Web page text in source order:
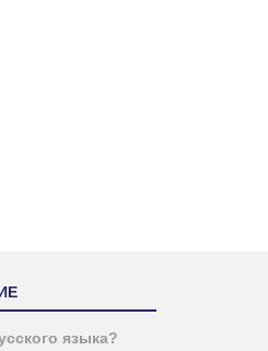
языка?